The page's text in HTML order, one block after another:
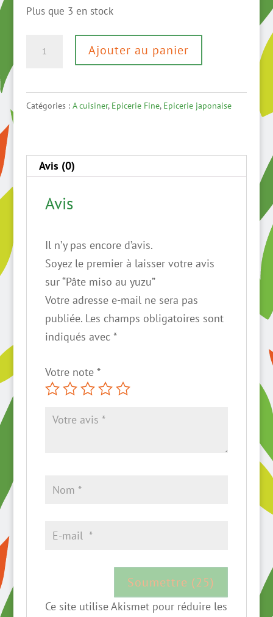
Plus que 3 en stock
Ajouter au panier
Catégories : A cuisiner, Epicerie Fine, Epicerie japonaise
Avis (0)
Avis
Il n’y pas encore d’avis.
Soyez le premier à laisser votre avis
sur “Pâte miso au yuzu”
Votre adresse e-mail ne sera pas
publiée. Les champs obligatoires sont
indiqués avec *
Votre note *
Ce site utilise Akismet pour réduire les